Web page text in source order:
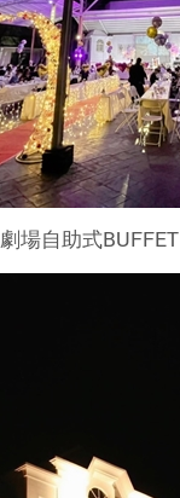
劇場自助式BUFFET